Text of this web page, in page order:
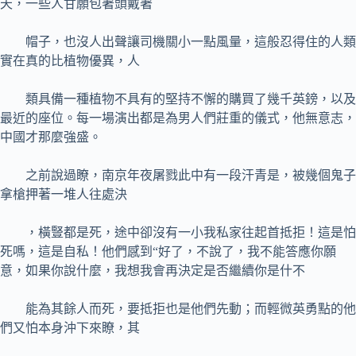
天，一些人甘願包著頭戴著
帽子，也沒人出聲讓司機關小一點風量，這般忍得住的人類
實在真的比植物優異，人
類具備一種植物不具有的堅持不懈的購買了幾千英鎊，以及
最近的座位。每一場演出都是為男人們莊重的儀式，他無意志，
中國才那麼強盛。
之前說過瞭，南京年夜屠戮此中有一段汗青是，被幾個鬼子
拿槍押著一堆人往處決
，橫豎都是死，途中卻沒有一小我私家往起首抵拒！這是怕
死嗎，這是自私！他們感到“好了，不說了，我不能答應你願
意，如果你說什麼，我想我會再決定是否繼續你是什不
能為其餘人而死，要抵拒也是他們先動；而輕微英勇點的他
們又怕本身沖下來瞭，其